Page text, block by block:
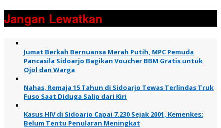
Jangan Lewatkan
Jumat Berkah Bernuansa Merah Putih, MPC Pemuda
Pancasila Sidoarjo Bagikan Voucher BBM Gratis untuk
Ojol dan Warga
Nahas, Remaja 15 Tahun di Sidoarjo Tewas Terlindas Truk
Fuso Saat Diduga Salip dari Kiri
Kasus HIV di Sidoarjo Capai 7.230 Sejak 2001, Kemenkes:
Belum Tentu Penularan Meningkat